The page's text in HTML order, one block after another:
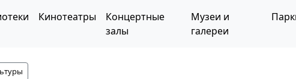
Кинотеатры
Концертные
залы
Музеи и
галереи